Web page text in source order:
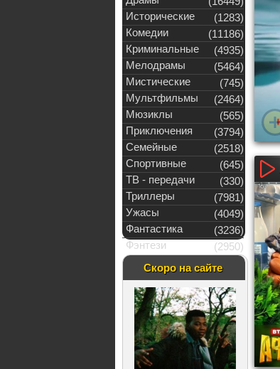
Исторические
(1283)
Комедии
(11186)
Криминальные
(4935)
Мелодрамы
(5464)
Мистические
(745)
Мультфильмы
(2464)
Мюзиклы
(565)
Приключения
(3794)
Семейные
(2518)
Спортивные
(645)
ТВ - передачи
(330)
Триллеры
(7981)
Ужасы
(4049)
Фантастика
(3236)
Фэнтези
(2950)
Скоро на сайте